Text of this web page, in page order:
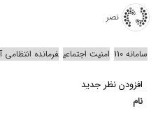
نصر
سامانه 110 امنیت اجتماعی فرمانده
افزودن نظر جدید
نام